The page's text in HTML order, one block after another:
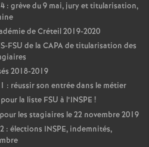
: grève du 9 mai, jury et titularisation,
de Créteil 2019-2020
-FSU de la CAPAde titularisation des
2018-2019
: réussir son entrée dans le métier
la liste FSU à l’INSPE !
les stagiaires le 22 novembre 2019
: élections INSPE, indemnités,